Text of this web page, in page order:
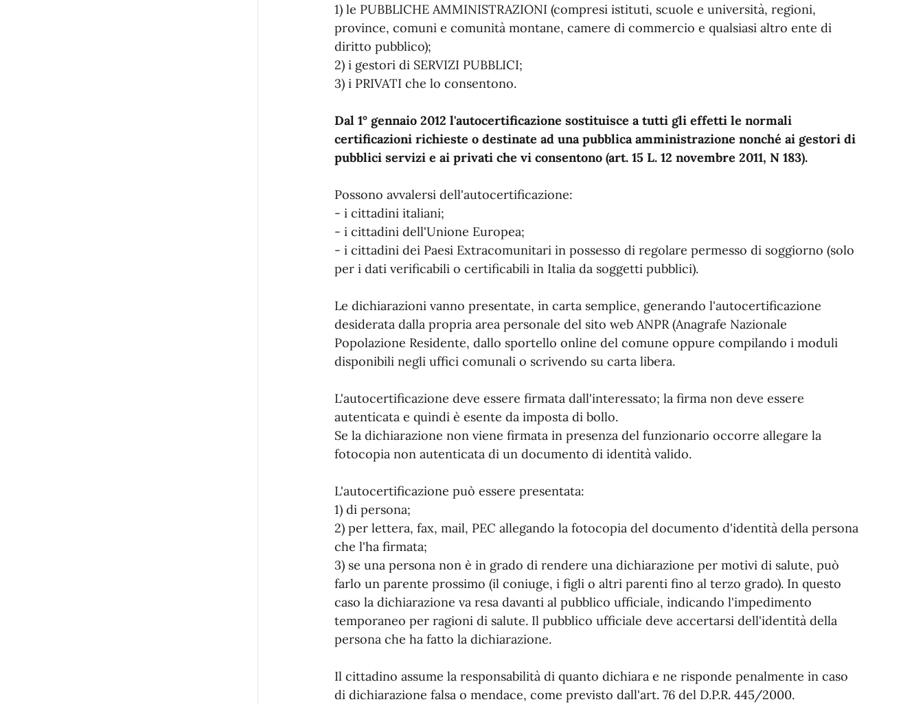
1) le PUBBLICHE AMMINISTRAZIONI (compresi istituti, scuole e università, regioni,
province, comuni e comunità montane, camere di commercio e qualsiasi altro ente di
diritto pubblico);
2) i gestori di SERVIZI PUBBLICI;
3) i PRIVATI che lo consentono.
Dal 1° gennaio 2012 l'autocertificazione sostituisce a tutti gli effetti le normali
certificazioni richieste o destinate ad una pubblica amministrazione nonché ai gestori di
pubblici servizi e ai privati che vi consentono (art. 15 L. 12 novembre 2011, N 183).
Possono avvalersi dell'autocertificazione:
- i cittadini italiani;
- i cittadini dell'Unione Europea;
- i cittadini dei Paesi Extracomunitari in possesso di regolare permesso di soggiorno (solo
per i dati verificabili o certificabili in Italia da soggetti pubblici).
Le dichiarazioni vanno presentate, in carta semplice, generando l'autocertificazione
desiderata dalla propria area personale del sito web ANPR (Anagrafe Nazionale
Popolazione Residente, dallo sportello online del comune oppure compilando i moduli
disponibili negli uffici comunali o scrivendo su carta libera.
L'autocertificazione deve essere firmata dall'interessato; la firma non deve essere
autenticata e quindi è esente da imposta di bollo.
Se la dichiarazione non viene firmata in presenza del funzionario occorre allegare la
fotocopia non autenticata di un documento di identità valido.
L'autocertificazione può essere presentata:
1) di persona;
2) per lettera, fax, mail, PEC allegando la fotocopia del documento d'identità della persona
che l'ha firmata;
3) se una persona non è in grado di rendere una dichiarazione per motivi di salute, può
farlo un parente prossimo (il coniuge, i figli o altri parenti fino al terzo grado). In questo
caso la dichiarazione va resa davanti al pubblico ufficiale, indicando l'impedimento
temporaneo per ragioni di salute. Il pubblico ufficiale deve accertarsi dell'identità della
persona che ha fatto la dichiarazione.
Il cittadino assume la responsabilità di quanto dichiara e ne risponde penalmente in caso
di dichiarazione falsa o mendace, come previsto dall'art. 76 del D.P.R. 445/2000.